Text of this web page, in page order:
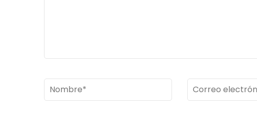
Nombre*
Correo
electrónico*